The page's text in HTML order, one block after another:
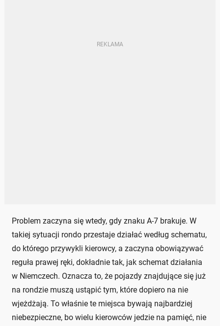
Problem zaczyna się wtedy, gdy znaku A-7 brakuje. W
takiej sytuacji rondo przestaje działać według schematu,
do którego przywykli kierowcy, a zaczyna obowiązywać
reguła prawej ręki, dokładnie tak, jak schemat działania
w Niemczech. Oznacza to, że pojazdy znajdujące się już
na rondzie muszą ustąpić tym, które dopiero na nie
wjeżdżają. To właśnie te miejsca bywają najbardziej
niebezpieczne, bo wielu kierowców jedzie na pamięć, nie